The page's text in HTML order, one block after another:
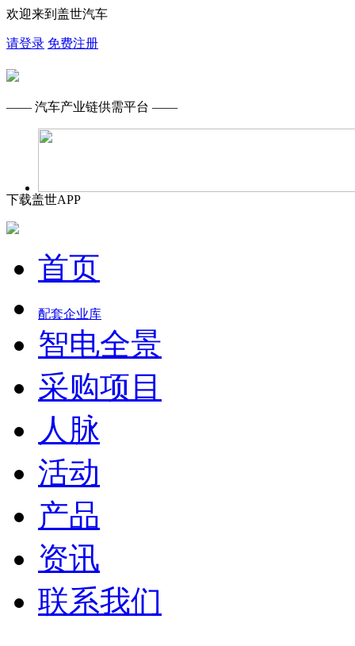
欢迎来到盖世汽车
请登录 免费注册
—— 汽车产业链供需平台 ——
下载盖世APP
首页
配套企业库
智电全景
采购项目
人脉
活动
产品
资讯
联系我们